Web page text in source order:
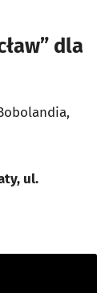
dla
ul.